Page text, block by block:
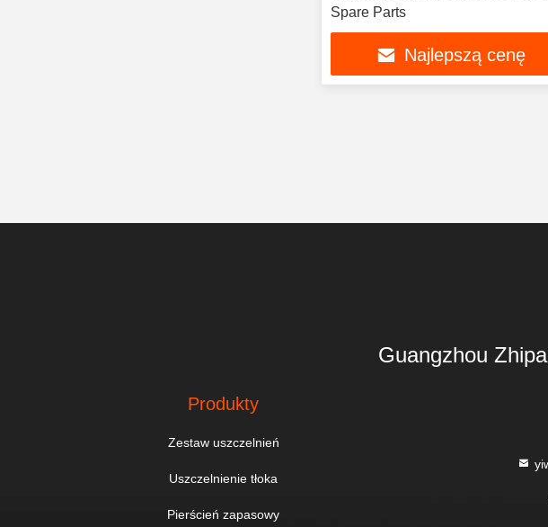
Spare Parts
Najlepszą cenę
Guangzhou
Produkty
Zestaw uszczelnień
Uszczelnienie tłoka
Pierścień zapasowy